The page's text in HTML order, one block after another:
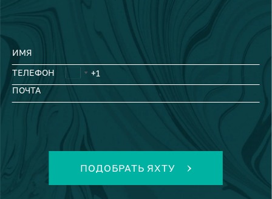
ИМЯ
ТЕЛЕФОН
ПОЧТА
ПОДОБРАТЬ ЯХТУ